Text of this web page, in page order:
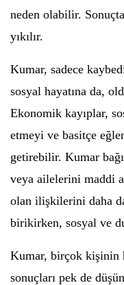
neden olabilir.
yıkılır.
Kumar, sadece
sosyal hayatına da,
Ekonomik kayıplar,
etmeyi ve basitçe
getirebilir. Kumar
veya ailelerini maddi
olan ilişkilerini daha
birikirken, sosyal ve
Kumar, birçok kişinin
sonuçları pek de